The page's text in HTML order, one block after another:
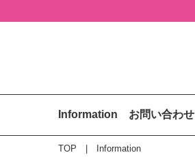
Information お問い合わせ
TOP Information